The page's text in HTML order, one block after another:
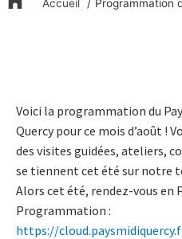
Accueil Programmation
Voici la programmation du
Quercy pour ce mois d’août !
des visites guidées, ateliers,
se tiennent cet été sur notre
Alors cet été, rendez-vous en
Programmation :
https://